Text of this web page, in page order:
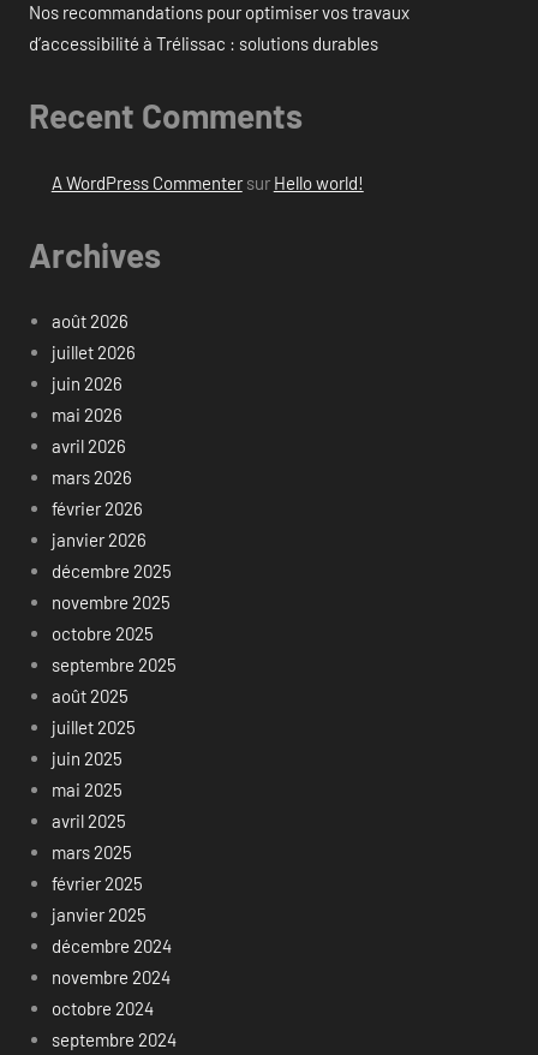
Nos recommandations pour optimiser vos travaux
d’accessibilité à Trélissac : solutions durables
Recent Comments
A WordPress Commentersur Hello world!
Archives
août 2026
juillet 2026
juin 2026
mai 2026
avril 2026
mars 2026
février 2026
janvier 2026
décembre 2025
novembre 2025
octobre 2025
septembre 2025
août 2025
juillet 2025
juin 2025
mai 2025
avril 2025
mars 2025
février 2025
janvier 2025
décembre 2024
novembre 2024
octobre 2024
septembre 2024